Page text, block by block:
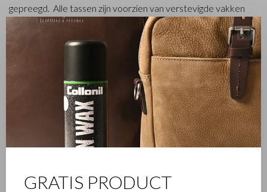
gepreegd. Alle tassen zijn voorzien van verstevigde vakken
voor laptop en tablet, een beschermend RFID-vak,
afneembare schouderband en diverse rits- en steekvakken.
✕
GRATIS PRODUCT